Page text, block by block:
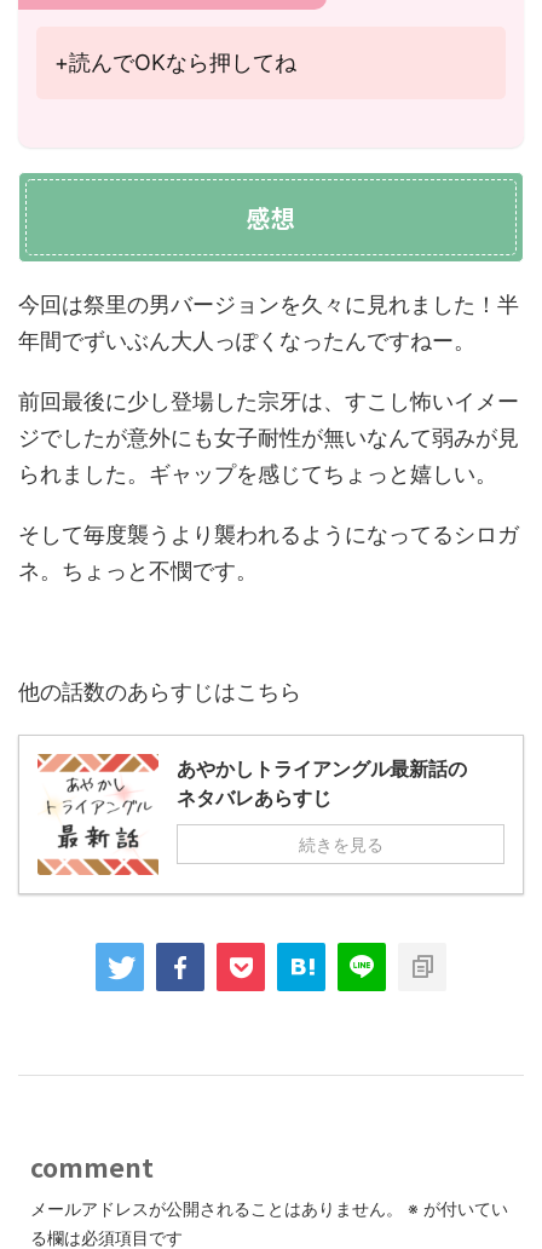
+読んでOKなら押してね
感想
今回は祭里の男バージョンを久々に見れました！半
年間でずいぶん大人っぽくなったんですねー。
前回最後に少し登場した宗牙は、すこし怖いイメー
ジでしたが意外にも女子耐性が無いなんて弱みが見
られました。ギャップを感じてちょっと嬉しい。
そして毎度襲うより襲われるようになってるシロガ
ネ。ちょっと不憫です。
他の話数のあらすじはこちら
あやかしトライアングル最新話の
ネタバレあらすじ
続きを見る
comment
メールアドレスが公開されることはありません。 ※ が付いてい
る欄は必須項目です